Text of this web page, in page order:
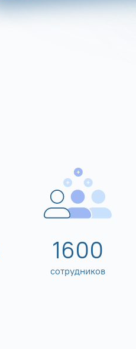
1600
сотрудников